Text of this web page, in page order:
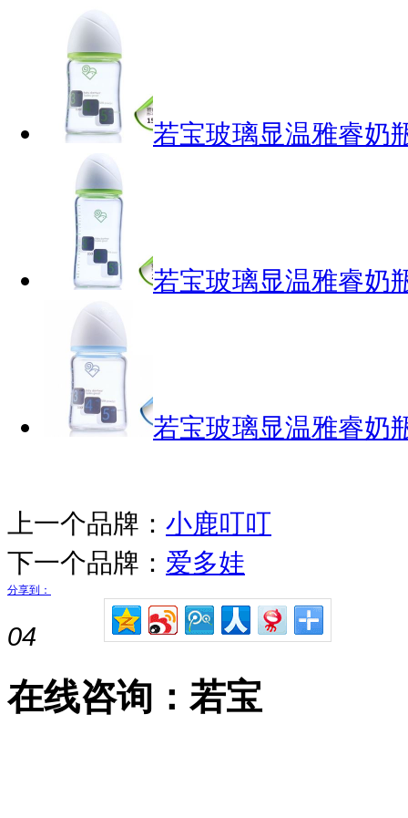
若宝玻璃显温雅睿奶
若宝玻璃显温雅睿奶
若宝玻璃显温雅睿奶
上一个品牌： 小鹿叮叮
下一个品牌： 爱多娃
分享到：
04
在线咨询：若宝